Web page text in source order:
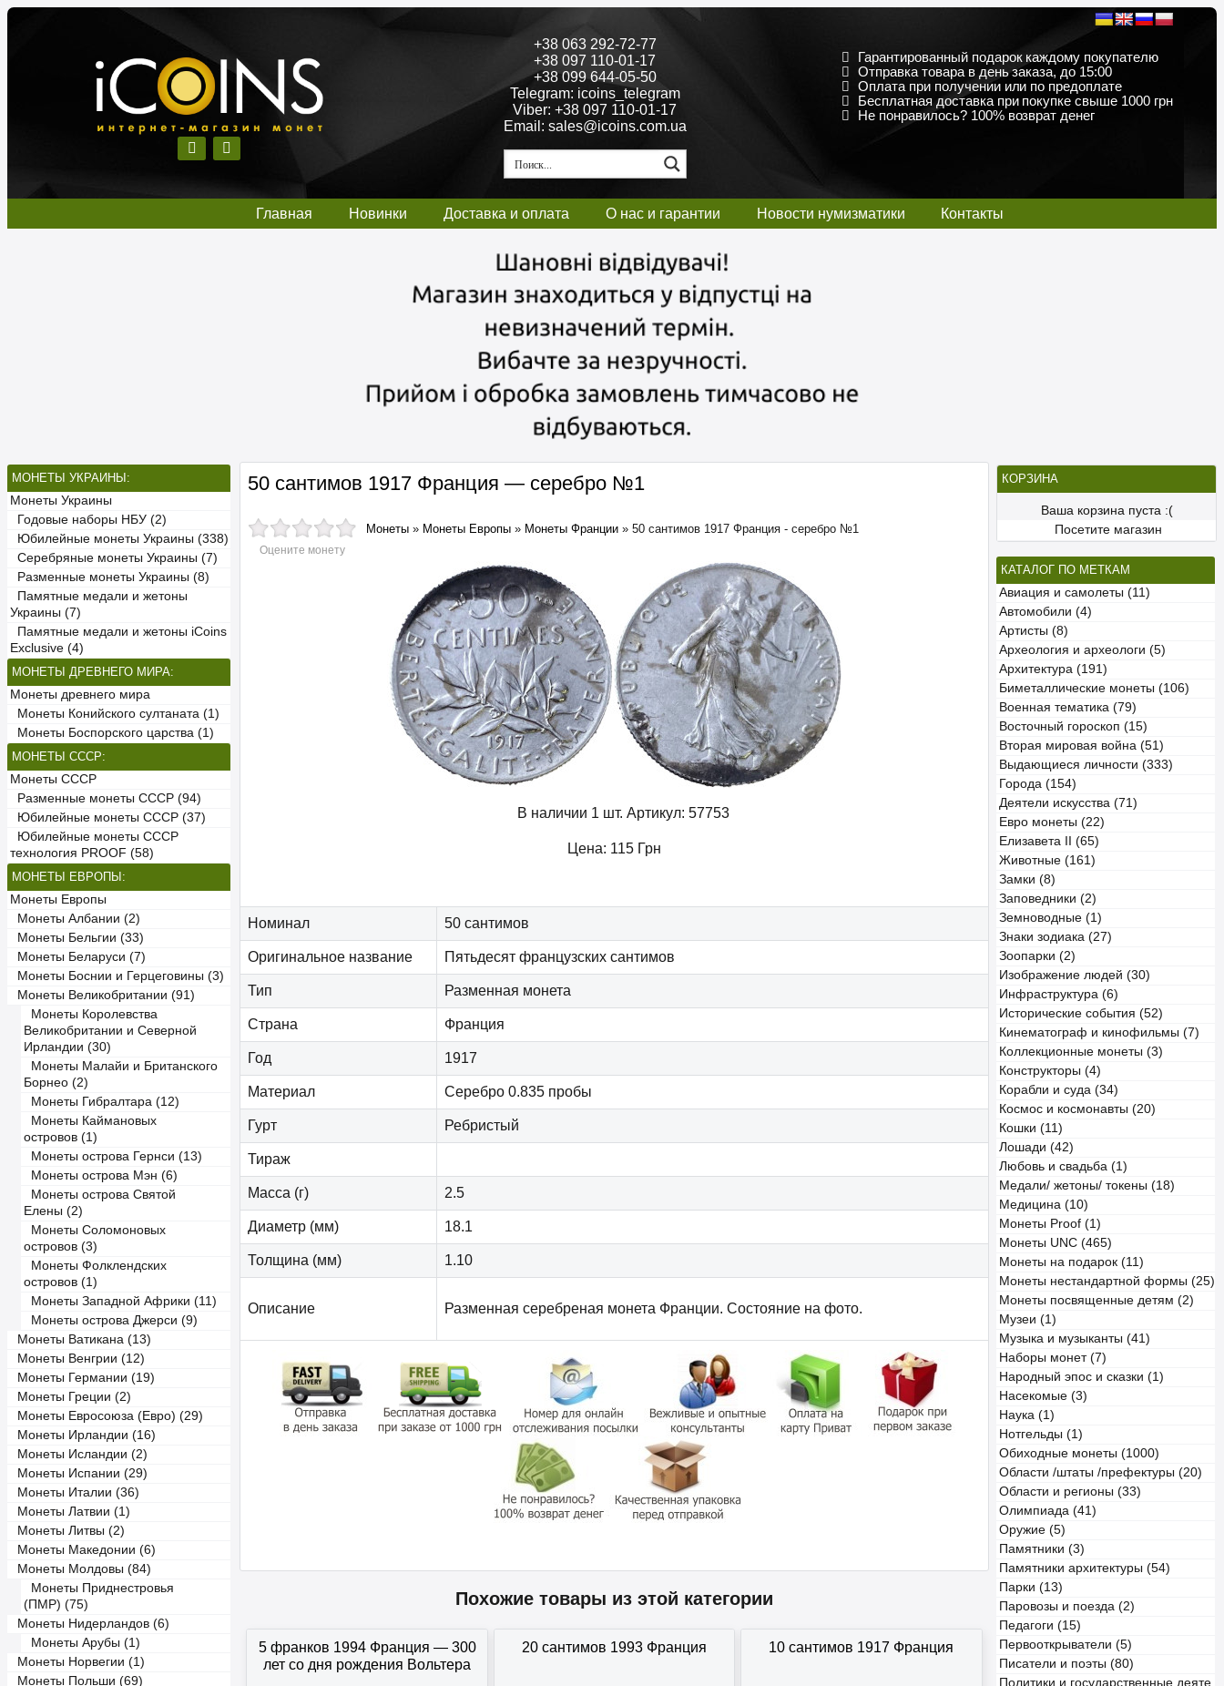
+38 063 292-72-77
+38 097 110-01-17
+38 099 644-05-50
Telegram: icoins_telegram
Viber: +38 097 110-01-17
Email: sales@icoins.com.ua
Гарантированный подарок каждому покупателю
Отправка товара в день заказа, до 15:00
Оплата при получении или по предоплате
Бесплатная доставка при покупке свыше 1000 грн
Не понравилось? 100% возврат денег
Главная Новинки Доставка и оплата О нас и гарантии Новости нумизматики Контакты
МОНЕТЫ УКРАИНЫ:
Монеты Украины
Годовые наборы НБУ (2)
Юбилейные монеты Украины (338)
Серебряные монеты Украины (7)
Разменные монеты Украины (8)
Памятные медали и жетоны
Украины (7)
Памятные медали и жетоны iCoins
Exclusive (4)
МОНЕТЫ ДРЕВНЕГО МИРА:
Монеты древнего мира
Монеты Конийского султаната (1)
Монеты Боспорского царства (1)
МОНЕТЫ СССР:
Монеты СССР
Разменные монеты СССР (94)
Юбилейные монеты СССР (37)
Юбилейные монеты СССР
технология PROOF (58)
МОНЕТЫ ЕВРОПЫ:
Монеты Европы
Монеты Албании (2)
Монеты Бельгии (33)
Монеты Беларуси (7)
Монеты Боснии и Герцеговины (3)
Монеты Великобритании (91)
Монеты Королевства
Великобритании и Северной
Ирландии (30)
Монеты Малайи и Британского
Борнео (2)
Монеты Гибралтара (12)
Монеты Каймановых
островов (1)
Монеты острова Гернси (13)
Монеты острова Мэн (6)
Монеты острова Святой
Елены (2)
Монеты Соломоновых
островов (3)
Монеты Фолклендских
островов (1)
Монеты Западной Африки (11)
Монеты острова Джерси (9)
Монеты Ватикана (13)
Монеты Венгрии (12)
Монеты Германии (19)
Монеты Греции (2)
Монеты Евросоюза (Евро) (29)
Монеты Ирландии (16)
Монеты Исландии (2)
Монеты Испании (29)
Монеты Италии (36)
Монеты Латвии (1)
Монеты Литвы (2)
Монеты Македонии (6)
Монеты Молдовы (84)
Монеты Приднестровья
(ПМР) (75)
Монеты Нидерландов (6)
Монеты Арубы (1)
Монеты Норвегии (1)
Монеты Польши (69)
КОРЗИНА
Ваша корзина пуста :(
Посетите магазин
КАТАЛОГ ПО МЕТКАМ
Авиация и самолеты (11)
Автомобили (4)
Артисты (8)
Археология и археологи (5)
Архитектура (191)
Биметаллические монеты (106)
Военная тематика (79)
Восточный гороскоп (15)
Вторая мировая война (51)
Выдающиеся личности (333)
Города (154)
Деятели искусства (71)
Евро монеты (22)
Елизавета II (65)
Животные (161)
Замки (8)
Заповедники (2)
Земноводные (1)
Знаки зодиака (27)
Зоопарки (2)
Изображение людей (30)
Инфраструктура (6)
Исторические события (52)
Кинематограф и кинофильмы (7)
Коллекционные монеты (3)
Конструкторы (4)
Корабли и суда (34)
Космос и космонавты (20)
Кошки (11)
Лошади (42)
Любовь и свадьба (1)
Медали/ жетоны/ токены (18)
Медицина (10)
Монеты Proof (1)
Монеты UNC (465)
Монеты на подарок (11)
Монеты нестандартной формы (25)
Монеты посвященные детям (2)
Музеи (1)
Музыка и музыканты (41)
Наборы монет (7)
Народный эпос и сказки (1)
Насекомые (3)
Наука (1)
Нотгельды (1)
Обиходные монеты (1000)
Области /штаты /префектуры (20)
Области и регионы (33)
Олимпиада (41)
Оружие (5)
Памятники (3)
Памятники архитектуры (54)
Парки (13)
Паровозы и поезда (2)
Педагоги (15)
Первооткрыватели (5)
Писатели и поэты (80)
Политики и государственные деяте
50 сантимов 1917 Франция — серебро №1
Оцените монету
Монеты » Монеты Европы » Монеты Франции » 50 сантимов 1917 Франция - серебро №1
В наличии 1 шт. Артикул: 57753
Цена: 115 Грн
Номинал 50 сантимов
Оригинальное название Пятьдесят французских сантимов
Тип Разменная монета
Страна Франция
Год 1917
Материал Серебро 0.835 пробы
Гурт Ребристый
Тираж
Масса (г) 2.5
Диаметр (мм) 18.1
Толщина (мм) 1.10
Описание Разменная серебреная монета Франции. Состояние на фото.
Похожие товары из этой категории
5 франков 1994 Франция — 300
лет со дня рождения Вольтера
20 сантимов 1993 Франция 10 сантимов 1917 Франция